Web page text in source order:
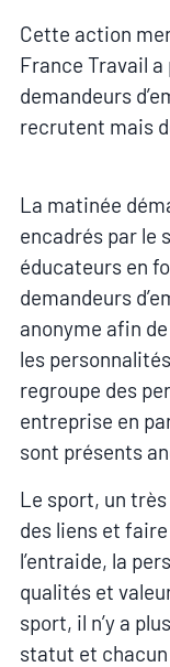
Cette action
France Travail
demandeurs
recrutent mais
La matinée
encadrés par le
éducateurs en
demandeurs
anonyme afin
les
regroupe des
entreprise en
sont présents
Le sport, un
des liens et
l’entraide, la
qualités et
sport, il n’y a
statut et chacun